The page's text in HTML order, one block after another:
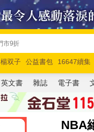
楊双子 公益書包 16647續集
新作 馬斯克 玩具總動員5
英文書 雜誌 電子書
NBA